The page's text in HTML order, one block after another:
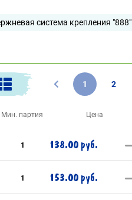
система крепления "888"
1 2
Мин. партия Цена
1 138.00 руб.
1 153.00 руб.